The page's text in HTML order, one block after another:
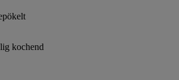
kochend